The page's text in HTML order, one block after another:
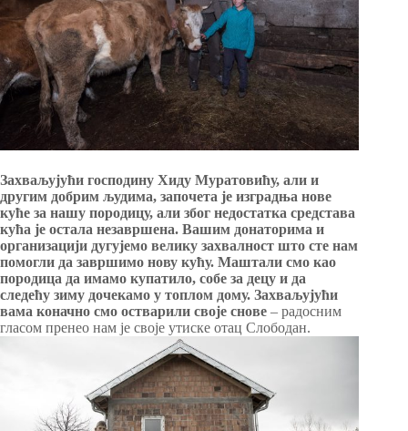
Захваљујући господину Хиду Муратовићу, али и
другим добрим људима, започета је изградња нове
куће за нашу породицу, али због недостатка средстава
кућа је остала незавршена. Вашим донаторима и
организацији дугујемo велику захвалност што сте нам
помогли да завршимо нову кућу. Маштали смо као
породица да имамо купатило, собе за децу и да
следећу зиму дочекамо у топлом дому. Захваљујући
вама коначно смо остварили своје снове – радосним
гласом пренео нам је своје утиске отац Слободан.